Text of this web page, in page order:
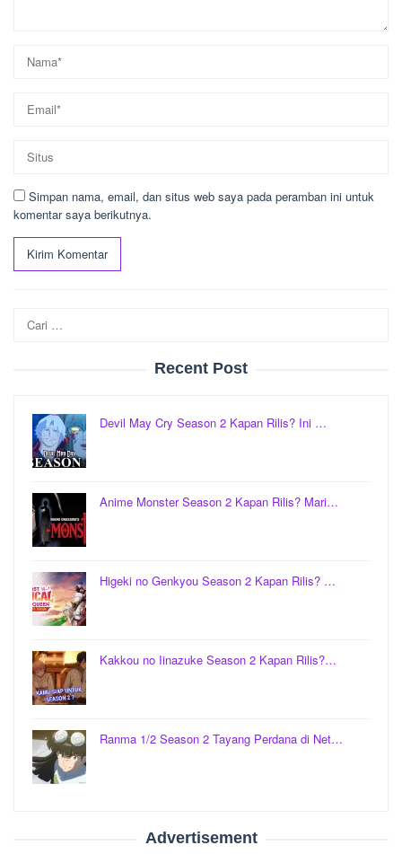
Simpan nama, email, dan situs web saya pada peramban ini untuk
komentar saya berikutnya.
Cari
untuk:
Recent Post
Devil May Cry Season 2 Kapan Rilis? Ini …
Anime Monster Season 2 Kapan Rilis? Mari…
Higeki no Genkyou Season 2 Kapan Rilis? …
Kakkou no Iinazuke Season 2 Kapan Rilis?…
Ranma 1/2 Season 2 Tayang Perdana di Net…
Advertisement